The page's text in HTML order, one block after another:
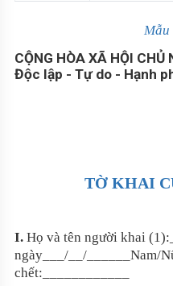
Mẫu
CỘNG HÒA XÃ HỘI CHỦ
Độc lập - Tự do - Hạnh
TỜ KHAI
I. Họ và tên người khai
ngày___/__/______Nam/
chết:____________